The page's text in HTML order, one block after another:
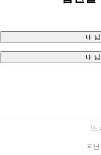
내
내
지